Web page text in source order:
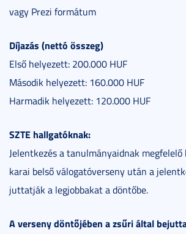
vagy Prezi formátum
Díjazás (nettó összeg)
Első helyezett: 200.000 HUF
Második helyezett: 160.000 HUF
Harmadik helyezett: 120.000 HUF
SZTE hallgatóknak:
Jelentkezés a tanulmányaidnak megfelelő
karai belső válogatóverseny után a
juttatják a legjobbakat a döntőbe.
A verseny döntőjében a zsűri által